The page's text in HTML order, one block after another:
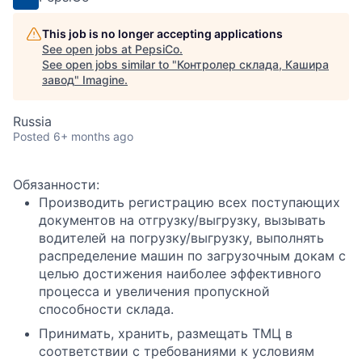
This job is no longer accepting applications
See open jobs at PepsiCo.
See open jobs similar to "Контролер склада, Кашира
завод" Imagine.
Russia
Posted 6+ months ago
Обязанности:
Производить регистрацию всех поступающих
документов на отгрузку/выгрузку, вызывать
водителей на погрузку/выгрузку, выполнять
распределение машин по загрузочным докам с
целью достижения наиболее эффективного
процесса и увеличения пропускной
способности склада.
Принимать, хранить, размещать ТМЦ в
соответствии с требованиями к условиям